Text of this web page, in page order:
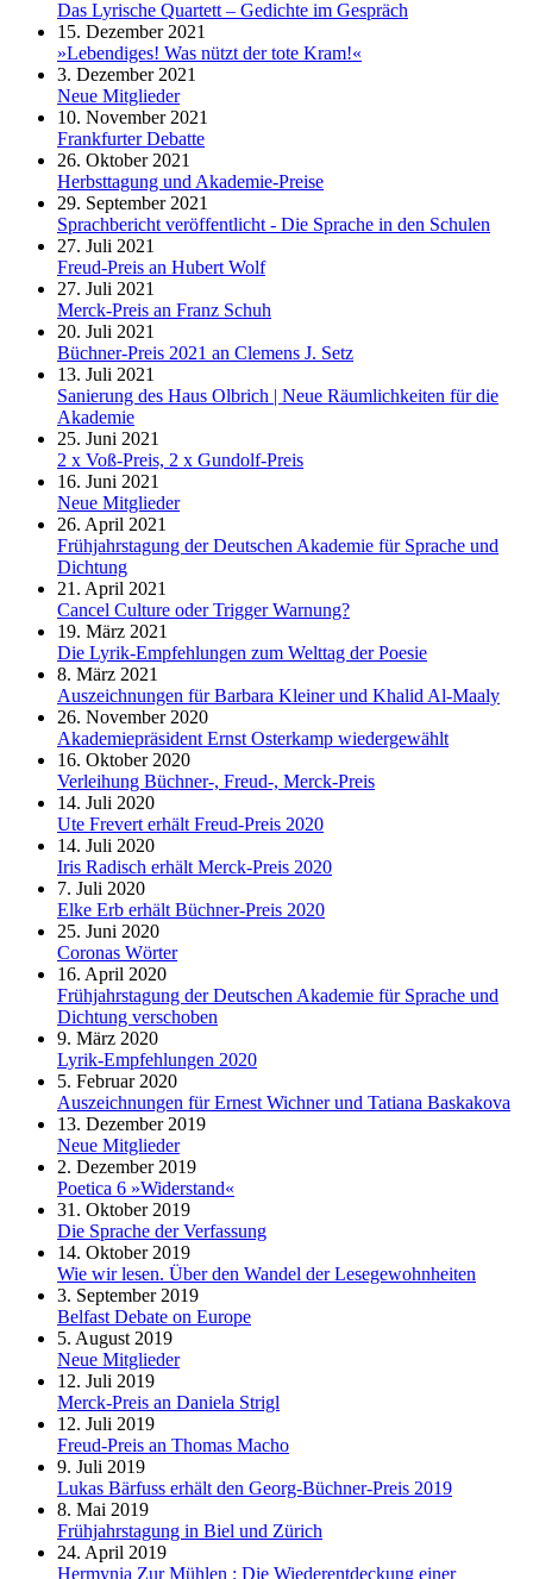
Das Lyrische Quartett – Gedichte im Gespräch
15. Dezember 2021
»Lebendiges! Was nützt der tote Kram!«
3. Dezember 2021
Neue Mitglieder
10. November 2021
Frankfurter Debatte
26. Oktober 2021
Herbsttagung und Akademie-Preise
29. September 2021
Sprachbericht veröffentlicht - Die Sprache in den Schulen
27. Juli 2021
Freud-Preis an Hubert Wolf
27. Juli 2021
Merck-Preis an Franz Schuh
20. Juli 2021
Büchner-Preis 2021 an Clemens J. Setz
13. Juli 2021
Sanierung des Haus Olbrich | Neue Räumlichkeiten für die
Akademie
25. Juni 2021
2 x Voß-Preis, 2 x Gundolf-Preis
16. Juni 2021
Neue Mitglieder
26. April 2021
Frühjahrstagung der Deutschen Akademie für Sprache und
Dichtung
21. April 2021
Cancel Culture oder Trigger Warnung?
19. März 2021
Die Lyrik-Empfehlungen zum Welttag der Poesie
8. März 2021
Auszeichnungen für Barbara Kleiner und Khalid Al-Maaly
26. November 2020
Akademiepräsident Ernst Osterkamp wiedergewählt
16. Oktober 2020
Verleihung Büchner-, Freud-, Merck-Preis
14. Juli 2020
Ute Frevert erhält Freud-Preis 2020
14. Juli 2020
Iris Radisch erhält Merck-Preis 2020
7. Juli 2020
Elke Erb erhält Büchner-Preis 2020
25. Juni 2020
Coronas Wörter
16. April 2020
Frühjahrstagung der Deutschen Akademie für Sprache und
Dichtung verschoben
9. März 2020
Lyrik-Empfehlungen 2020
5. Februar 2020
Auszeichnungen für Ernest Wichner und Tatiana Baskakova
13. Dezember 2019
Neue Mitglieder
2. Dezember 2019
Poetica 6 »Widerstand«
31. Oktober 2019
Die Sprache der Verfassung
14. Oktober 2019
Wie wir lesen. Über den Wandel der Lesegewohnheiten
3. September 2019
Belfast Debate on Europe
5. August 2019
Neue Mitglieder
12. Juli 2019
Merck-Preis an Daniela Strigl
12. Juli 2019
Freud-Preis an Thomas Macho
9. Juli 2019
Lukas Bärfuss erhält den Georg-Büchner-Preis 2019
8. Mai 2019
Frühjahrstagung in Biel und Zürich
24. April 2019
Hermynia Zur Mühlen : Die Wiederentdeckung einer